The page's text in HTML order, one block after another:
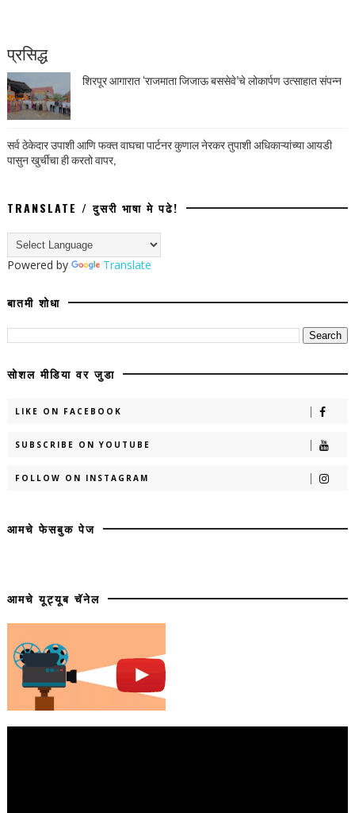
प्रसिद्ध
शिरपूर आगारात ‘राजमाता जिजाऊ बससेवे’चे लोकार्पण उत्साहात संपन्न
सर्व ठेकेदार उपाशी आणि फक्त वाघचा पार्टनर कुणाल नेरकर तुपाशी अधिकाऱ्यांच्या आयडी
पासुन खुर्चीचा ही करतो वापर,
TRANSLATE / दुसरी भाषा मे पढे!
Powered by Translate
बातमी शोधा
सोशल मीडिया वर जुडा
LIKE ON FACEBOOK
SUBSCRIBE ON YOUTUBE
FOLLOW ON INSTAGRAM
आमचे फेसबुक पेज
आमचे यूट्यूब चॅनेल